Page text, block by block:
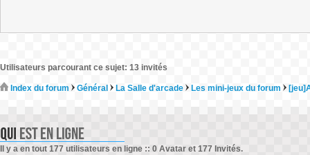
Utilisateurs parcourant ce sujet: 13 invités
Index du forum Général La Salle d'arcade Les mini-jeux du forum
Il y a en tout 177 utilisateurs en ligne :: 0 Avatar et 177 Invités.